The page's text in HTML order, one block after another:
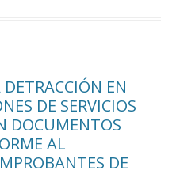
EN
DE SERVICIOS
DOCUMENTOS
AL
DE